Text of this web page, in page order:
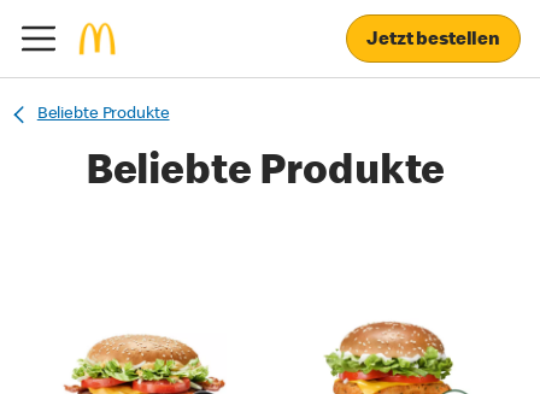
Jetzt bestellen
Beliebte Produkte
Beliebte Produkte